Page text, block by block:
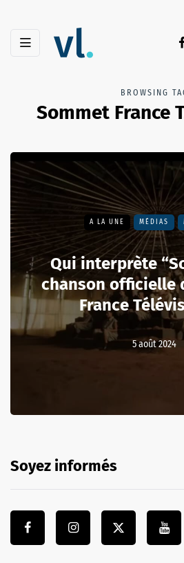
BROWSING
Sommet France
A LA UNE MÉDIAS
Qui interprète
chanson officielle
France
5 août 2024
Soyez informés